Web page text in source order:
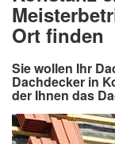
Ort finden
Sie wollen Ihr
Dachdecker in
der Ihnen das